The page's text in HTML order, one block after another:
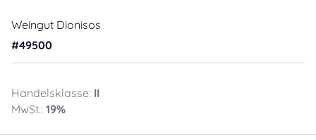
Weingut Dionisos
#49500
Handelsklasse: II
MwSt.: 19%